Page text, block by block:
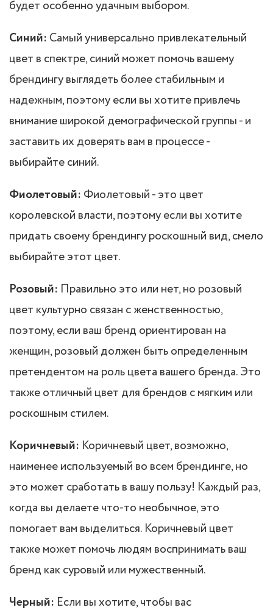
будет особенно удачным выбором.
Синий: Самый универсально привлекательный
цвет в спектре, синий может помочь вашему
брендингу выглядеть более стабильным и
надежным, поэтому если вы хотите привлечь
внимание широкой демографической группы - и
заставить их доверять вам в процессе -
выбирайте синий.
Фиолетовый: Фиолетовый - это цвет
королевской власти, поэтому если вы хотите
придать своему брендингу роскошный вид, смело
выбирайте этот цвет.
Розовый: Правильно это или нет, но розовый
цвет культурно связан с женственностью,
поэтому, если ваш бренд ориентирован на
женщин, розовый должен быть определенным
претендентом на роль цвета вашего бренда. Это
также отличный цвет для брендов с мягким или
роскошным стилем.
Коричневый: Коричневый цвет, возможно,
наименее используемый во всем брендинге, но
это может сработать в вашу пользу! Каждый раз,
когда вы делаете что-то необычное, это
помогает вам выделиться. Коричневый цвет
также может помочь людям воспринимать ваш
бренд как суровый или мужественный.
Черный: Если вы хотите, чтобы вас